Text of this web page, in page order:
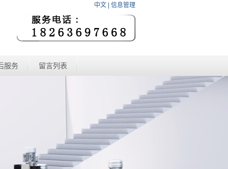
中文 信息管理
服务 留言列表